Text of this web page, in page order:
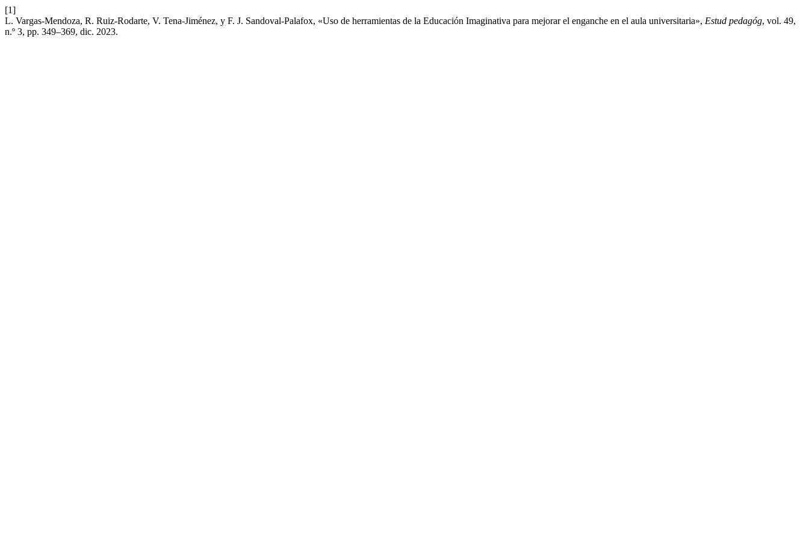
[1]
L. Vargas-Mendoza, R. Ruiz-Rodarte, V. Tena-Jiménez, y F. J. Sandoval-Palafox, «Uso de herramientas de la Educación Imaginativa para mejorar el enganche en el aula universitaria», Estud pedagóg, vol. 49,
n.º 3, pp. 349–369, dic. 2023.